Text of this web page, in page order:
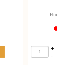
-
+